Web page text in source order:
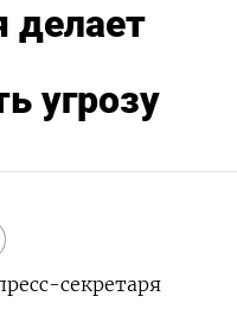
делает
угрозу
секретаря